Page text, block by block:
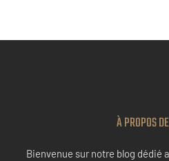
À PROPOS
Bienvenue sur notre blog dédié